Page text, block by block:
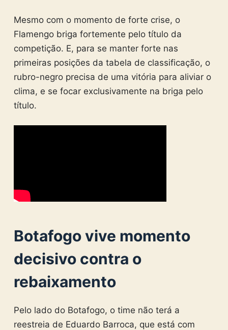
Mesmo com o momento de forte crise, o
Flamengo briga fortemente pelo título da
competição. E, para se manter forte nas
primeiras posições da tabela de classificação, o
rubro-negro precisa de uma vitória para aliviar o
clima, e se focar exclusivamente na briga pelo
título.
Botafogo vive momento
decisivo contra o
rebaixamento
Pelo lado do Botafogo, o time não terá a
reestreia de Eduardo Barroca, que está com